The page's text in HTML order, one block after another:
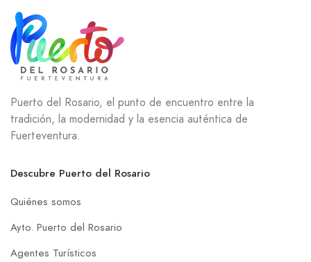
Puerto del Rosario, el punto de encuentro entre la
tradición, la modernidad y la esencia auténtica de
Fuerteventura.
Descubre Puerto del Rosario
Quiénes somos
Ayto. Puerto del Rosario
Agentes Turísticos